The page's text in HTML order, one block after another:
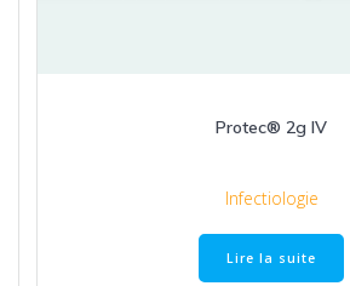
Protec® 2g IV
Infectiologie
Lire la suite